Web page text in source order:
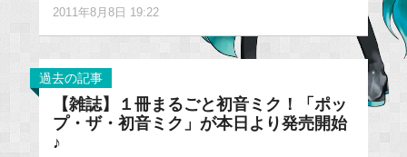
2011年8月8日 19:22
過去の記事
【雑誌】１冊まるごと初音ミク！「ポッ
プ・ザ・初音ミク」が本日より発売開始
♪